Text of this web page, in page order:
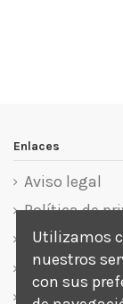
Enlaces
Aviso legal
Política de
Política de
Términos y
Sobre
Utilizamos
nuestros
con sus